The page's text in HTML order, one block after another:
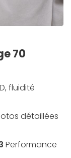
70
fluidité
détaillées
Performance